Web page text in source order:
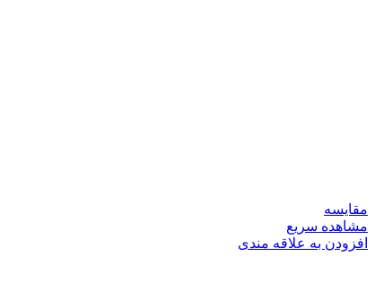
مقایسه
مشاهده سریع
افزودن به علاقه مندی